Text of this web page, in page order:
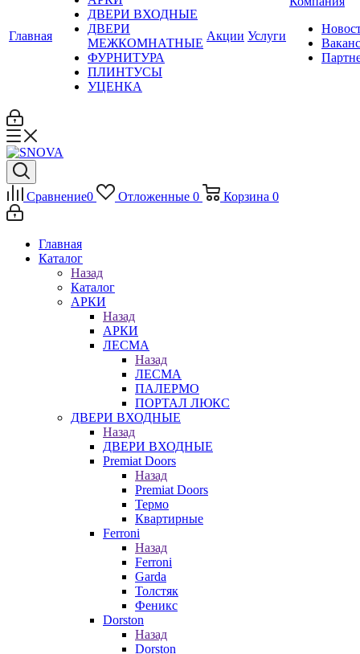
Главная
ДВЕРИ ВХОДНЫЕ
ДВЕРИ
МЕЖКОМНАТНЫЕ
ФУРНИТУРА
ПЛИНТУСЫ
УЦЕНКА
Акции Услуги
Сравнение0 Отложенные 0 Корзина 0
Главная
Каталог
Назад
Каталог
АРКИ
Назад
АРКИ
ЛЕСМА
Назад
ЛЕСМА
ПАЛЕРМО
ПОРТАЛ ЛЮКС
ДВЕРИ ВХОДНЫЕ
Назад
ДВЕРИ ВХОДНЫЕ
Premiat Doors
Назад
Premiat Doors
Термо
Квартирные
Ferroni
Назад
Ferroni
Garda
Толстяк
Феникс
Dorston
Назад
Dorston